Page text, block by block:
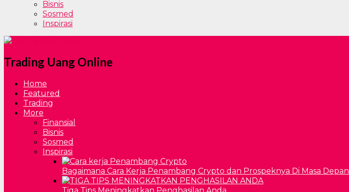
Bisnis
Sosmed
Inspirasi
Trading Uang Online
Home
Featured
Trading
More
Finansial
Bisnis
Sosmed
Inspirasi
Bagaimana Cara Kerja Penambang Crypto dan Prospeknya Di Masa Depan